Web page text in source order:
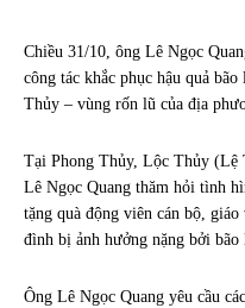
Chiều 31/10, ông Lê Ngọc
công tác khắc phục hậu quả
Thủy – vùng rốn lũ của địa
Tại Phong Thủy, Lộc Thủy (Lệ
Lê Ngọc Quang thăm hỏi tình
tặng quà động viên cán bộ,
đình bị ảnh hưởng nặng bởi bão
Ông Lê Ngọc Quang yêu cầu